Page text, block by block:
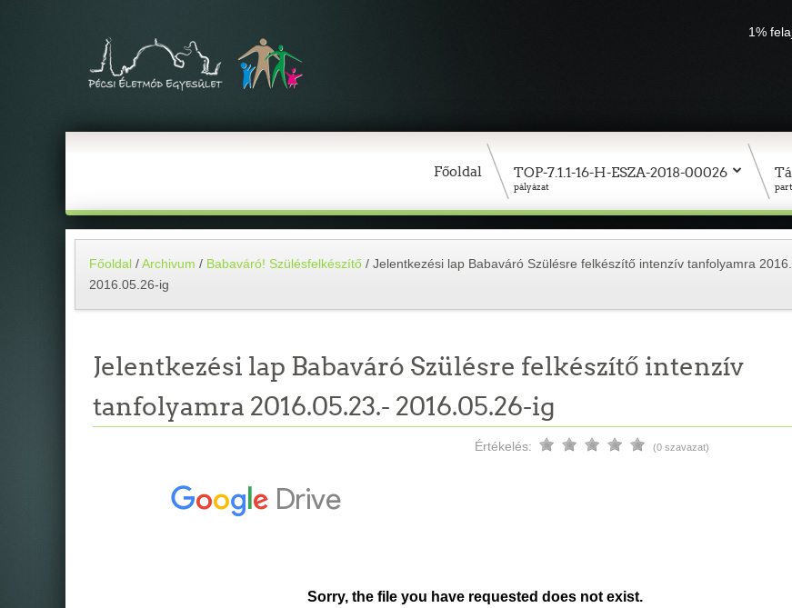
1%
Főoldal TOP-7.1.1-16-H-ESZA-2018-00026
pályázat
Főoldal /Archivum / Babaváró! Szülésfelkészítő / Jelentkezési lap Babaváró Szülésre felkészítő intenzív tanfolyamra
2016.05.26-ig
Jelentkezési lap Babaváró Szülésre felkészítő intenzív
tanfolyamra 2016.05.23.- 2016.05.26-ig
Értékelés: (0 szavazat)